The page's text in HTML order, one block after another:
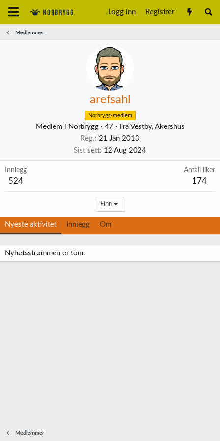
Logg inn Registrer
Medlemmer
arefsahl
Norbrygg-medlem
Medlem i Norbrygg · 47 · Fra Vestby, Akershus
Reg. 21 Jan 2013
Sist sett 12 Aug 2024
Innlegg
524
Antall liker
174
Finn
Nyeste aktivitet Innlegg Om
Nyhetsstrømmen er tom.
Medlemmer